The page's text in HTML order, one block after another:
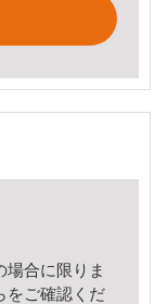
場合に限りま
をご確認くだ